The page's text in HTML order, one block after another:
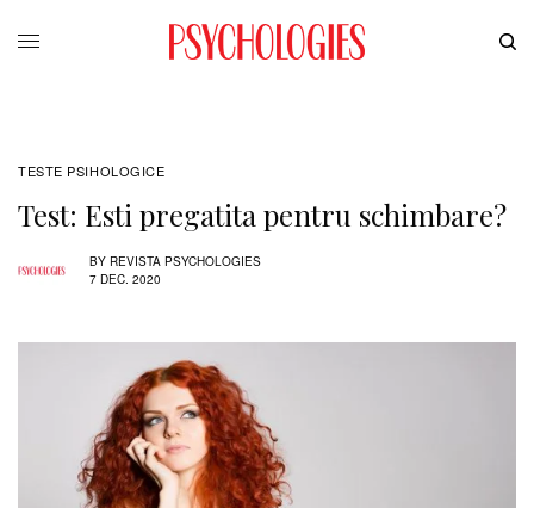
TESTE PSIHOLOGICE
Test: Esti pregatita pentru schimbare?
BY REVISTA PSYCHOLOGIES
7 DEC. 2020